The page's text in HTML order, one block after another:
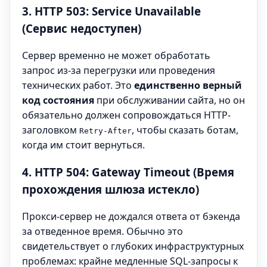
3. HTTP 503: Service Unavailable
(Сервис недоступен)
Сервер временно не может обработать
запрос из-за перегрузки или проведения
технических работ. Это единственно верный
код состояния при обслуживании сайта, но он
обязательно должен сопровождаться HTTP-
заголовком Retry-After, чтобы сказать ботам,
когда им стоит вернуться.
4. HTTP 504: Gateway Timeout (Время
прохождения шлюза истекло)
Прокси-сервер не дождался ответа от бэкенда
за отведенное время. Обычно это
свидетельствует о глубоких инфраструктурных
проблемах: крайне медленные SQL-запросы к